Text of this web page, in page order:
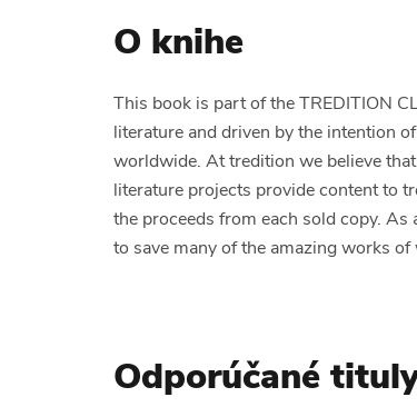
O knihe
This book is part of the TREDITION
literature and driven by the intention
worldwide. At tredition we believe
literature projects provide content to
the proceeds from each sold copy.
to save many of the amazing works
Odporúčané